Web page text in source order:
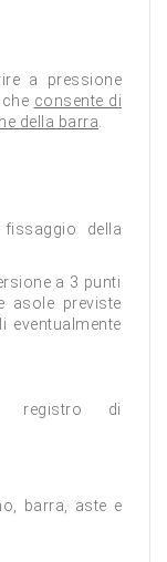
a pressione
consente di
della barra
della
a 3 punti
asole previste
eventualmente
registro di
barra, aste e